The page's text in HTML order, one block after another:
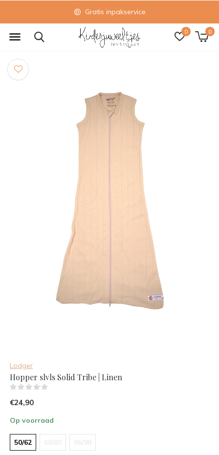
0 0
Gratis inpakservice
Lodger
Hopper slvls Solid Tribe | Linen
€24,90
Op voorraad
50/62 68/80 86/98